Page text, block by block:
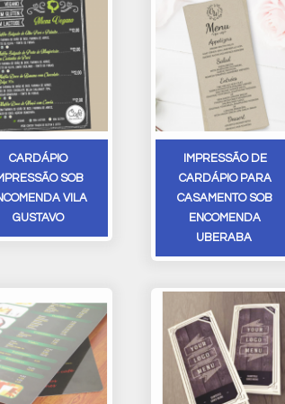
CARDÁPIO
SOB
VILA
GUSTAVO
IMPRESSÃO DE
CARDÁPIO PARA
CASAMENTO SOB
ENCOMENDA
UBERABA